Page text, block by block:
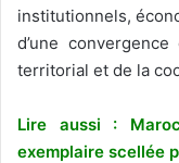
institutionnels,
d’une
territorial et de la
Lire aussi :
exemplaire scellée